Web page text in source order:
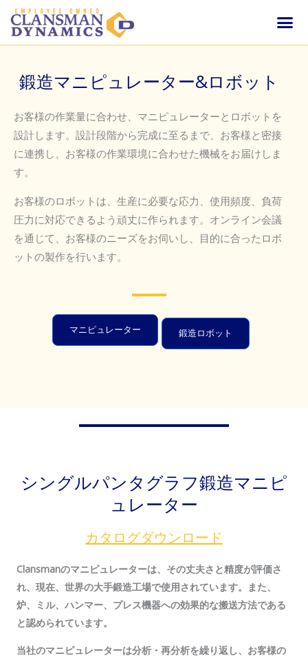
を
メ
鍛造マニピュレーター&ロボット
お客様の作業量に合わせ、マニピュレーターとロボットを
設計します。設計段階から完成に至るまで、お客様と密接
に連携し、お客様の作業環境に合わせた機械をお届けしま
す。
お客様のロボットは、生産に必要な応力、使用頻度、負荷
圧力に対応できるよう頑丈に作られます。オンライン会議
を通じて、お客様のニーズをお伺いし、目的に合ったロボ
ットの製作を行います。
マニピュレーター 鍛造ロボット
シングルパンタグラフ鍛造マニピ
ュレーター
カタログダウンロード
Clansmanのマニピュレーターは、その丈夫さと精度が評価さ
れ、現在、世界の大手鍛造工場で使用されています。また、
炉、ミル、ハンマー、プレス機器への効果的な搬送方法である
と認められています。
当社のマニピュレーターは分析・再分析を繰り返し、お客様の